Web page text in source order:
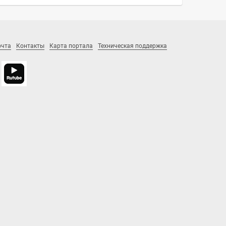
Контакты Карта портала Техническая поддержка